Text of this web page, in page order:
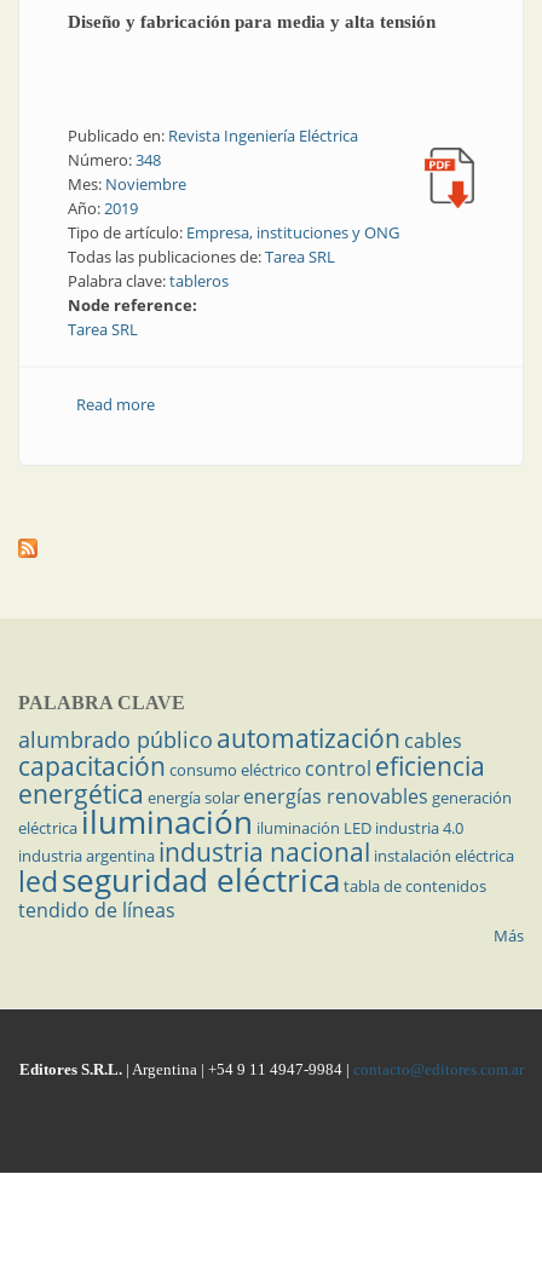
Diseño y fabricación para media y alta tensión
Publicado en: Revista Ingeniería Eléctrica
Número:348
Mes: Noviembre
Año:2019
Tipo de artículo: Empresa, instituciones y ONG
Todas las publicaciones de:Tarea SRL
Palabra clave:tableros
Node reference:
Tarea SRL
Read moreabout Diseño y fabricación para media y alta tensión
PALABRA CLAVE
alumbrado público automatización cables
capacitación consumo eléctrico control eficiencia
energética energía solar energías renovables generación
eléctricailuminación iluminación LED industria 4.0
industria argentina industria nacional instalación eléctrica
ledseguridad eléctrica tabla de contenidos
tendido de líneas
Más
Editores S.R.L.| Argentina | +54 9 11 4947-9984 | contacto@editores.com.ar